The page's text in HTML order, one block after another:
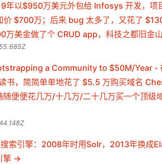
年以$950万美元外包给 Infosys 开发，项
$700万；后来 bug 太多了，又花了
万美金做了个 CRUD app，科技之都旧金
a Community to $50M/Year -
书，简简单单地花了 $5.5 万购买域名
随便便花几万/十几万/二十几万买一个顶级
索引擎：2008年时用Solr，2013年换成
擎